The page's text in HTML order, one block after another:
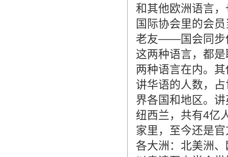
和其他欧洲语言
国际协会里的会
老友――国会同步
这两种语言，都
两种语言在内。
讲华语的人数，
界各国和地区。
纽西兰，共有4亿
家里，至今还是
各大洲：北美洲